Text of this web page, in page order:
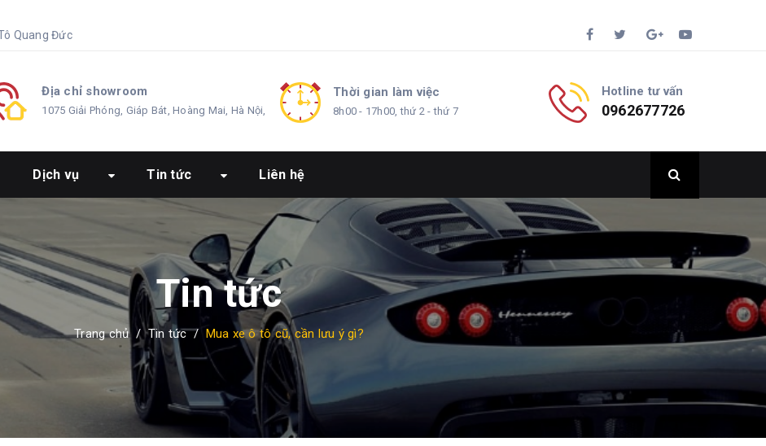
Quang Đức
Địa chỉ showroom
1075 Giải Phóng, Giáp Bát, Hoàng Mai, Hà Nội,
Thời gian làm việc
8h00 - 17h00, thứ 2 - thứ 7
Hotline tư vấn
0962677726
Dịch vụ Tin tức Liên hệ
Tin tức
Trang chủ / Tin tức / Mua xe ô tô cũ, cần lưu ý gì?